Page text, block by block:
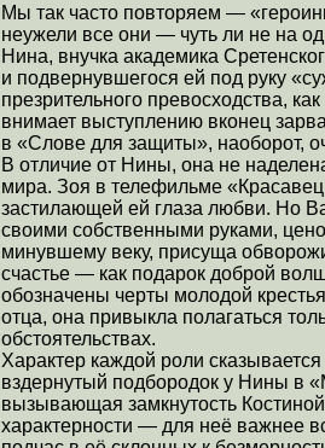
Мы так часто повторяем —
неужели все они — чуть ли не на
Нина, внучка академика
и подвернувшегося ей под руку
презрительного превосходства,
внимает выступлению вконец
в «Слове для защиты», наоборот,
В отличие от Нины, она не
мира. Зоя в телефильме
застилающей ей глаза любви. Но
своими собственными руками,
минувшему веку, присуща
счастье — как подарок доброй
обозначены черты молодой
отца, она привыкла полагаться
обстоятельствах.
Характер каждой роли
вздернутый подбородок у Нины в
вызывающая замкнутость
характерности — для неё важнее